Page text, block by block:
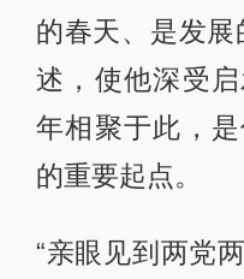
的春天、是发展
述，使他深受
年相聚于此，
的重要起点。
“亲眼见到两党